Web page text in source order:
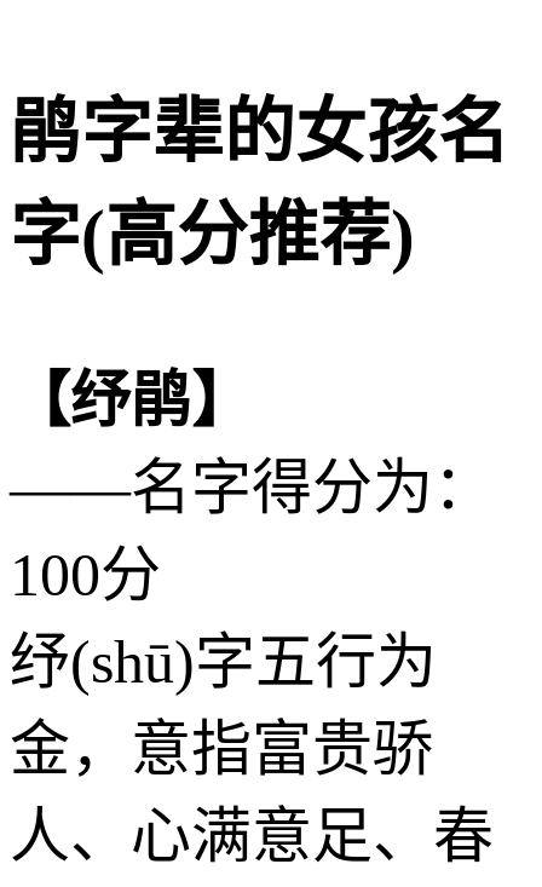
鹃字辈的女孩名
字(高分推荐)
【纾鹃】
——名字得分为：
100分
纾(shū)字五行为
金，意指富贵骄
人、心满意足、春